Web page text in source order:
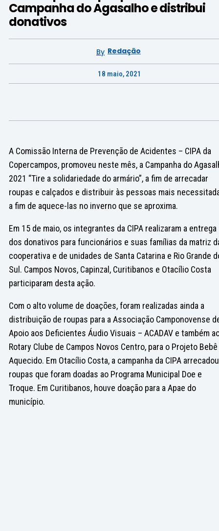
Campanha do Agasalho e distribui
donativos
By Redação
18 maio, 2021
A Comissão Interna de Prevenção de Acidentes – CIPA da
Copercampos, promoveu neste mês, a Campanha do
2021 “Tire a solidariedade do armário”, a fim de arrecadar
roupas e calçados e distribuir às pessoas mais
a fim de aquece-las no inverno que se aproxima.
Em 15 de maio, os integrantes da CIPA realizaram a entrega
dos donativos para funcionários e suas famílias da matriz
cooperativa e de unidades de Santa Catarina e Rio Grande
Sul. Campos Novos, Capinzal, Curitibanos e Otacílio Costa
participaram desta ação.
Com o alto volume de doações, foram realizadas ainda a
distribuição de roupas para a Associação Camponovense
Apoio aos Deficientes Áudio Visuais – ACADAV e também
Rotary Clube de Campos Novos Centro, para o Projeto Bebê
Aquecido. Em Otacílio Costa, a campanha da CIPA arrecadou
roupas que foram doadas ao Programa Municipal Doe e
Troque. Em Curitibanos, houve doação para a Apae do
município.